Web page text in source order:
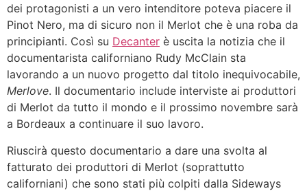
dei protagonisti a un vero intenditore poteva piacere il
Pinot Nero, ma di sicuro non il Merlot che è una roba da
principianti. Così su Decanter è uscita la notizia che il
documentarista californiano Rudy McClain sta
lavorando a un nuovo progetto dal titolo inequivocabile,
Merlove. Il documentario include interviste ai produttori
di Merlot da tutto il mondo e il prossimo novembre sarà
a Bordeaux a continuare il suo lavoro.
Riuscirà questo documentario a dare una svolta al
fatturato dei produttori di Merlot (soprattutto
californiani) che sono stati più colpiti dalla Sideways